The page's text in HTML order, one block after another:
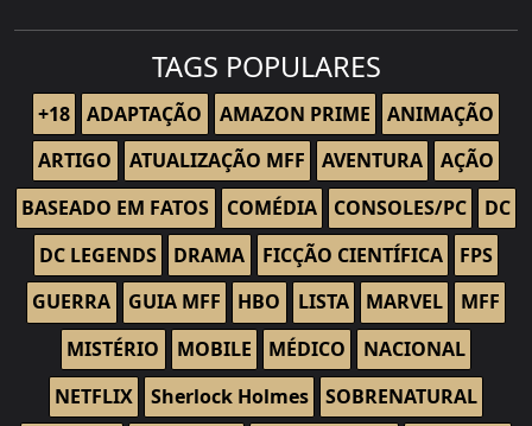
TAGS POPULARES
+18 ADAPTAÇÃO AMAZON PRIME
ANIMAÇÃO
ARTIGO
ATUALIZAÇÃO MFF AVENTURA
AÇÃO
BASEADO EM FATOS
COMÉDIA CONSOLES/PC
DC
DC LEGENDS
DRAMA FICÇÃO CIENTÍFICA
FPS
GUERRA
GUIA MFF HBO LISTA MARVEL
MFF
MISTÉRIO
MOBILE MÉDICO
NACIONAL
NETFLIX
Sherlock Holmes
SOBRENATURAL